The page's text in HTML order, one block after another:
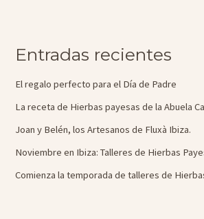
Entradas recientes
El regalo perfecto para el Día de Padre
La receta de Hierbas payesas de la Abuela
Joan y Belén, los Artesanos de Fluxà Ibiza.
Noviembre en Ibiza: Talleres de Hierbas
Comienza la temporada de talleres de